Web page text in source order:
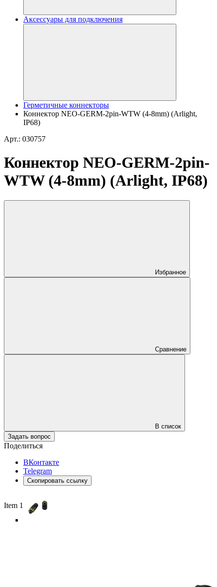
Аксессуары для подключения
Герметичные коннекторы
Коннектор NEO-GERM-2pin-WTW (4-8mm) (Arlight,
IP68)
Арт.: 030757
Коннектор NEO-GERM-2pin-
WTW (4-8mm) (Arlight, IP68)
Избранное
Сравнение
В список
Задать вопрос
Поделиться
ВКонтакте
Telegram
Скопировать ссылку
Item 1 of 4